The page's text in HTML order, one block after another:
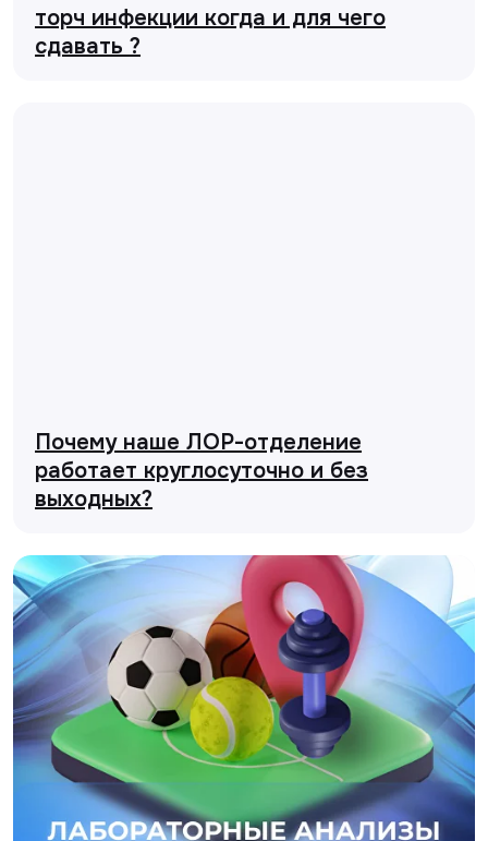
торч инфекции когда и для чего
сдавать ?
Почему наше ЛОР-отделение
работает круглосуточно и без
выходных?